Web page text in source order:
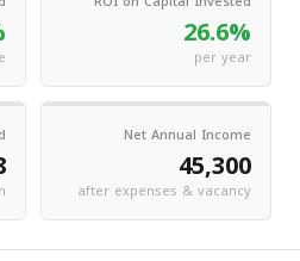
26.6%
per year
Net Annual Income
45,300
after expenses & vacancy